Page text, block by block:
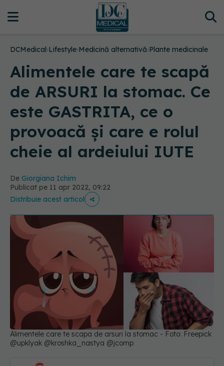
DCMedical›Lifestyle›Medicină alternativă›Plante medicinale
Alimentele care te scapă
de ARSURI la stomac. Ce
este GASTRITA, ce o
provoacă și care e rolul
cheie al ardeiului IUTE
De Giorgiana Ichim
Publicat pe 11 apr 2022, 09:22
Distribuie acest articol
Alimentele care te scapa de arsuri la stomac - Foto: Freepick
@upklyak @kroshka_nastya @jcomp